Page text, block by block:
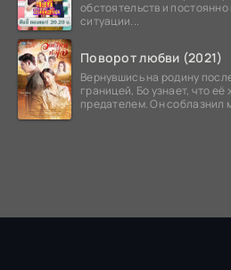
обстоятельств и
ситуации...
Поворот любви (2021)
Вернувшись на родину
границей, Бо узнает, что
предателем. Он соблазнил